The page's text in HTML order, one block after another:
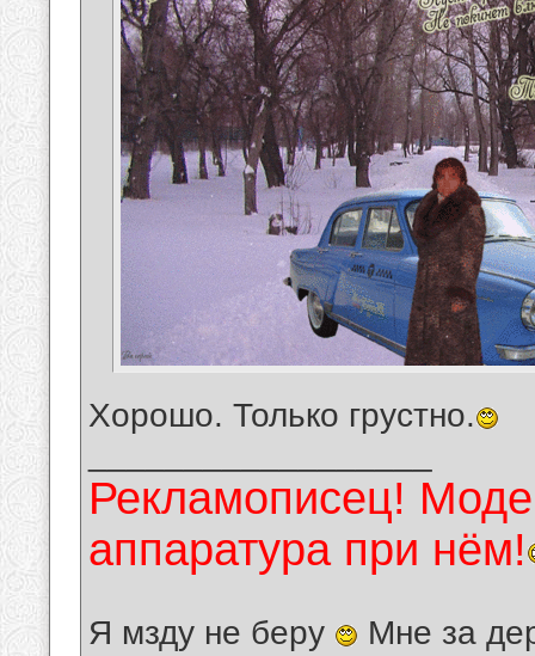
Хорошо. Только грустно.
Рекламописец!
аппаратура при нём!
Я мзду не беру Мне за